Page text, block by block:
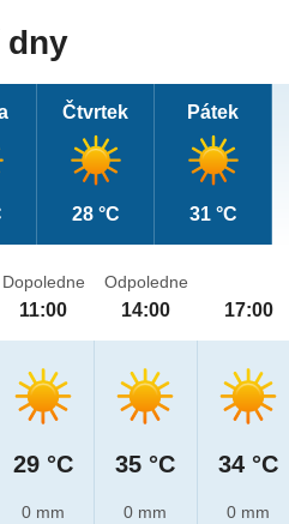
dny
Čtvrtek
28 °C
Pátek
31 °C
Dopoledne
11:00
29 °C
0 mm
Odpoledne
14:00
35 °C
0 mm
17:00
34 °C
0 mm